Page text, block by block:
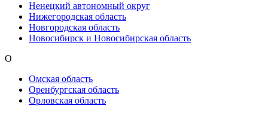
Ненецкий автономный округ
Нижегородская область
Новгородская область
Новосибирск и Новосибирская область
О
Омская область
Оренбургская область
Орловская область